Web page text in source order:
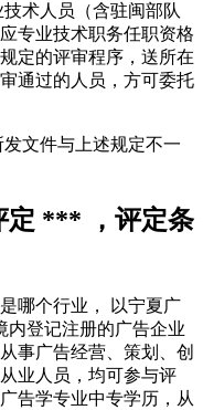
术人员（含驻闽部队
专业技术职务任职资格
定的评审程序，送所在
通过的人员，方可委托
文件与上述规定不一
定 *** ，评定条
哪个行业， 以宁夏广
内登记注册的广告企业
事广告经营、策划、创
业人员，均可参与评
告学专业中专学历，从